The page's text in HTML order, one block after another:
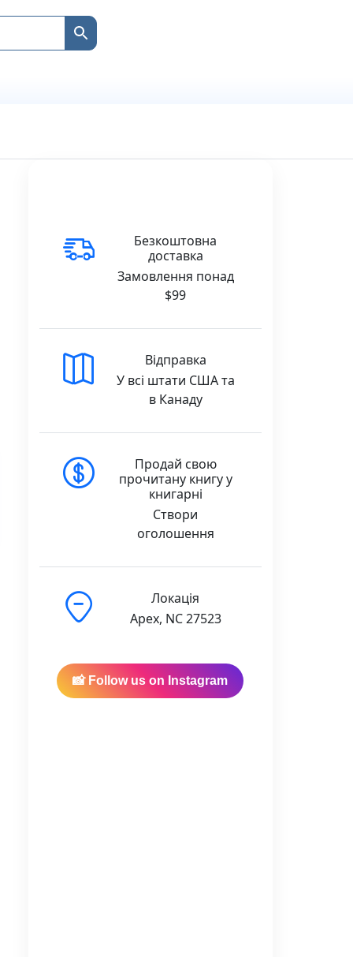
Безкоштовна
доставка
Замовлення понад
$99
Відправка
У всі штати США та
в Канаду
Продай свою
прочитану книгу у
книгарні
Створи
оголошення
Локація
Apex, NC 27523
📸 Follow us on Instagram